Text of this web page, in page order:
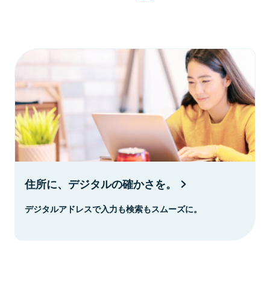
住所に、デジタルの確かさを。
デジタルアドレスで入力も検索もスムーズに。